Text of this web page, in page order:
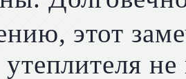
этот
утеплителя